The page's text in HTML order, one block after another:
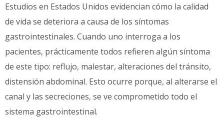
Estudios en Estados Unidos evidencian cómo la calidad
de vida se deteriora a causa de los síntomas
gastrointestinales. Cuando uno interroga a los
pacientes, prácticamente todos refieren algún síntoma
de este tipo: reflujo, malestar, alteraciones del tránsito,
distensión abdominal. Esto ocurre porque, al alterarse el
canal y las secreciones, se ve comprometido todo el
sistema gastrointestinal.